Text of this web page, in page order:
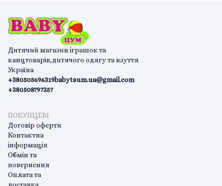
Дитячий магазин іграшок та
канцтоварів,дитячого одягу та взуття
Україна
+380505696319
+380508797357
babytsum.ua@gmail.com
ПОКУПЦЕВІ
Договір оферти
Контактна
інформація
Обмін та
повернення
Оплата та